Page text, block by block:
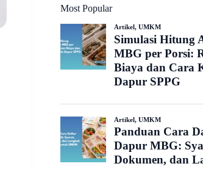
Most Popular